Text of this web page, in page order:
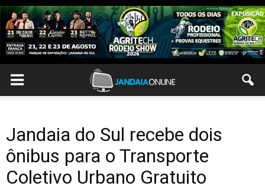
Jandaia do Sul recebe dois
ônibus para o Transporte
Coletivo Urbano Gratuito